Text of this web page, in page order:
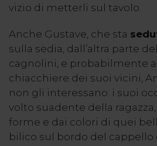
vizio di metterli sul tavolo.
Anche Gustave, che sta
sulla sedia, dall’altra parte
cagnolini, e probabilmente
chiacchiere dei suoi vicini,
non gli interessano: i suoi
volto suadente della
forme e dai colori di quei
bilico sul bordo del cappello